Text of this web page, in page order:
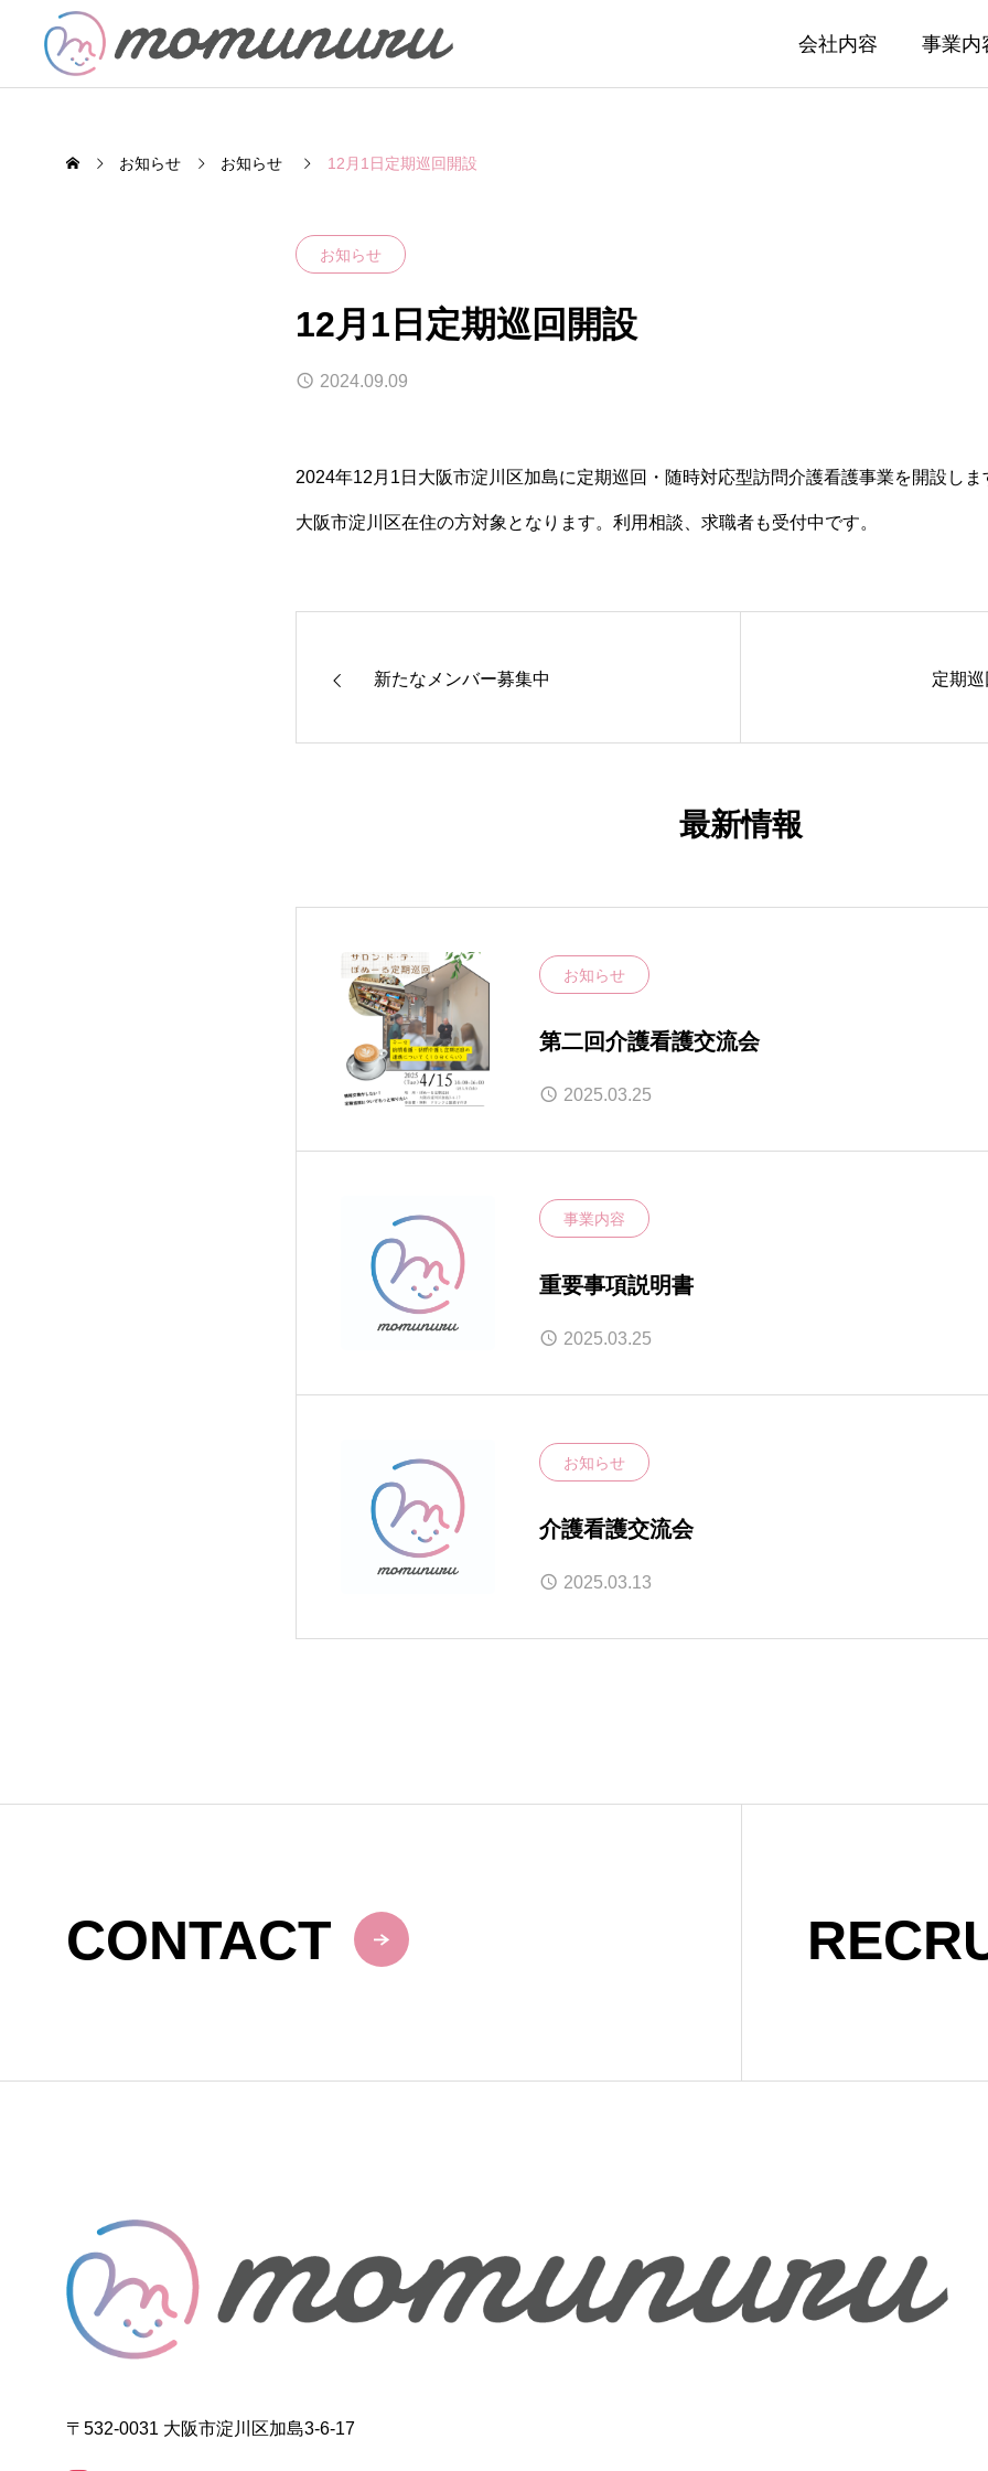
会社内容 事業内
定期巡回随時対応型訪問介護看護
お知らせ お知らせ 12月1日定期巡回開設
お知らせ
12月1日定期巡回開設
2024.09.09
2024年12月1日大阪市淀川区加島に定期巡回・随時対応型訪問介護看護事業を開設しま
大阪市淀川区在住の方対象となります。利用相談、求職者も受付中です。
新たなメンバー募集中 定期
最新情報
お知らせ
第二回介護看護交流会
2025.03.25
事業内容
重要事項説明書
2025.03.25
お知らせ
介護看護交流会
2025.03.13
CONTACT
〒532-0031 大阪市淀川区加島3-6-17